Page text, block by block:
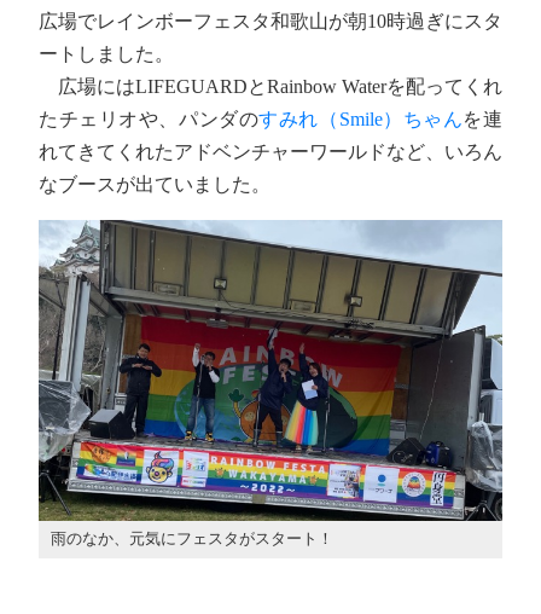
広場でレインボーフェスタ和歌山が朝10時過ぎにスタ
ートしました。
広場にはLIFEGUARDとRainbow Waterを配ってくれ
たチェリオや、パンダのすみれ（Smile）ちゃんを連
れてきてくれたアドベンチャーワールドなど、いろん
なブースが出ていました。
雨のなか、元気にフェスタがスタート！